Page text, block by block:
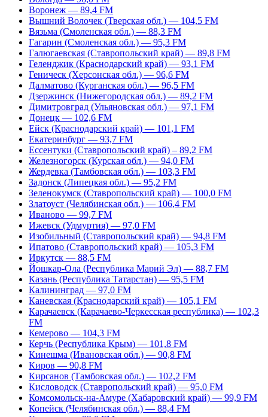
Воронеж — 89,4 FM
Вышний Волочек (Тверская обл.) — 104,5 FM
Вязьма (Смоленская обл.) — 88,3 FM
Гагарин (Смоленская обл.) — 95,3 FM
Галюгаевская (Ставропольский край) — 89,8 FM
Геленджик (Краснодарский край) — 93,1 FM
Геническ (Херсонская обл.) — 96,6 FM
Далматово (Курганская обл.) — 96,5 FM
Дзержинск (Нижегородская обл.) — 89,2 FM
Димитровград (Ульяновская обл.) — 97,1 FM
Донецк — 102,6 FM
Ейск (Краснодарский край) — 101,1 FM
Екатеринбург — 93,7 FM
Ессентуки (Ставропольский край) – 89,2 FM
Железногорск (Курская обл.) — 94,0 FM
Жердевка (Тамбовская обл.) — 103,3 FM
Задонск (Липецкая обл.) — 95,2 FM
Зеленокумск (Ставропольский край) — 100,0 FM
Златоуст (Челябинская обл.) — 106,4 FM
Иваново — 99,7 FM
Ижевск (Удмуртия) — 97,0 FM
Изобильный (Ставропольский край) — 94,8 FM
Ипатово (Ставропольский край) — 105,3 FM
Иркутск — 88,5 FM
Йошкар-Ола (Республика Марий Эл) — 88,7 FM
Казань (Республика Татарстан) — 95,5 FM
Калининград — 97,0 FM
Каневская (Краснодарский край) — 105,1 FM
Карачаевск (Карачаево-Черкесская республика) — 102,3
FM
Кемерово — 104,3 FM
Керчь (Республика Крым) — 101,8 FM
Кинешма (Ивановская обл.) — 90,8 FM
Киров — 90,8 FM
Кирсанов (Тамбовская обл.) — 102,2 FM
Кисловодск (Ставропольский край) — 95,0 FM
Комсомольск-на-Амуре (Хабаровский край) — 99,9 FM
Копейск (Челябинская обл.) — 88,4 FM